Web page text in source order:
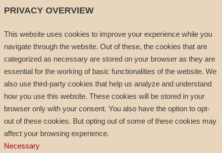
PRIVACY OVERVIEW
This website uses cookies to improve your experience while you
navigate through the website. Out of these, the cookies that are
categorized as necessary are stored on your browser as they are
essential for the working of basic functionalities of the website. We
also use third-party cookies that help us analyze and understand
how you use this website. These cookies will be stored in your
browser only with your consent. You also have the option to opt-
out of these cookies. But opting out of some of these cookies may
affect your browsing experience.
Necessary